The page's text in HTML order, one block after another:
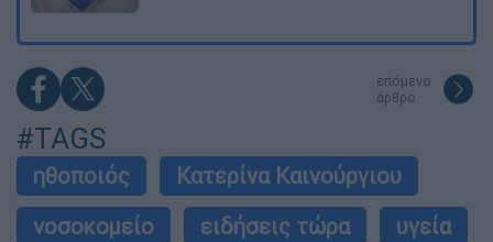
επόμενο
άρθρο
#TAGS
ηθοποιός
Κατερίνα Καινούργιου
νοσοκομείο
ειδήσεις τώρα
υγεία